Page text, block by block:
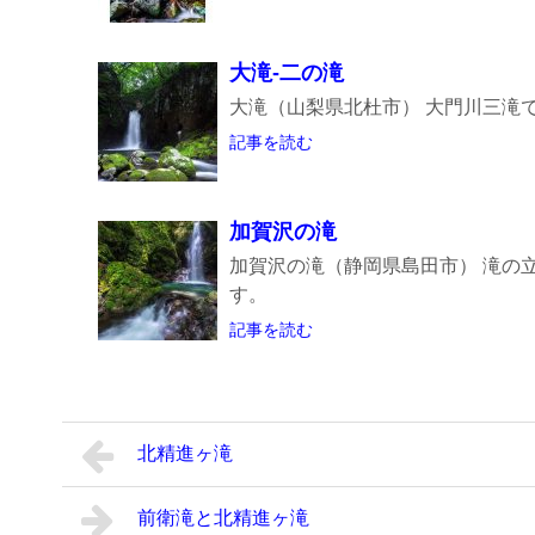
大滝-二の滝
大滝（山梨県北杜市） 大門川三滝
記事を読む
加賀沢の滝
加賀沢の滝（静岡県島田市） 滝の
す。
記事を読む
北精進ヶ滝
前衛滝と北精進ヶ滝